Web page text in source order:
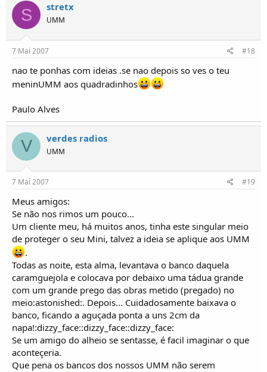
S stretx
UMM
7 Mai 2007 #18
nao te ponhas com ideias .se nao depois so ves o teu
meninUMM aos quadradinhos
Paulo Alves
V verdes radios
UMM
7 Mai 2007 #19
Meus amigos:
Se não nos rimos um pouco...
Um cliente meu, há muitos anos, tinha este singular meio
de proteger o seu Mini, talvez a ideia se aplique aos UMM
.
Todas as noite, esta alma, levantava o banco daquela
caramguejola e colocava por debaixo uma tádua grande
com um grande prego das obras metido (pregado) no
meio:astonished:. Depois... Cuidadosamente baixava o
banco, ficando a aguçada ponta a uns 2cm da
napa!:dizzy_face::dizzy_face::dizzy_face:
Se um amigo do alheio se sentasse, é facil imaginar o que
aconteçeria.
Que pena os bancos dos nossos UMM não serem